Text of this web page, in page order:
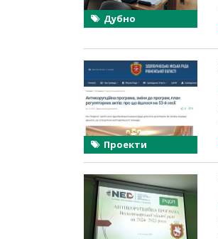
Дубно
Проекти